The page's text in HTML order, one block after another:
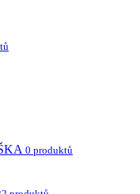
0 produktů